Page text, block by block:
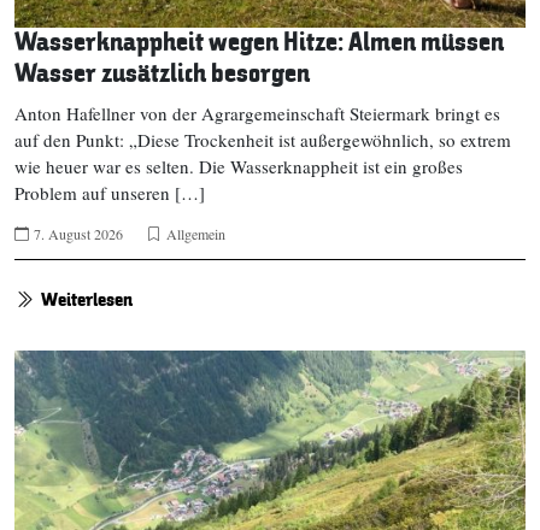
Wasserknappheit wegen Hitze: Almen müssen
Wasser zusätzlich besorgen
Anton Hafellner von der Agrargemeinschaft Steiermark bringt es
auf den Punkt: „Diese Trockenheit ist außergewöhnlich, so extrem
wie heuer war es selten. Die Wasserknappheit ist ein großes
Problem auf unseren […]
7. August 2026 Allgemein
Weiterlesen